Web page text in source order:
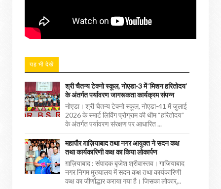
यह भी देखें
श्री चैतन्य टेक्नो स्कूल, नोएडा-3 में ‘मिशन हरितोदय’
के अंतर्गत पर्यावरण जागरूकता कार्यक्रम संपन्न
नोएडा। श्री चैतन्य टेक्नो स्कूल, नोएडा-41 में जुलाई
2026 के स्मार्ट लिविंग प्रोग्राम की थीम “हरितोदय”
के अंतर्गत पर्यावरण संरक्षण पर आधारित ...
महापौर ग़ाज़ियाबाद तथा नगर आयुक्त ने सदन कक्ष
तथा कार्यकारिणी कक्ष का किया लोकार्पण
ग़ाज़ियाबाद : संपादक बृजेश श्रीवास्तव। गाजियाबाद
नगर निगम मुख्यालय में सदन कक्ष तथा कार्यकारिणी
कक्ष का जीर्णोद्धार कराया गया है। जिसका लोकार्...